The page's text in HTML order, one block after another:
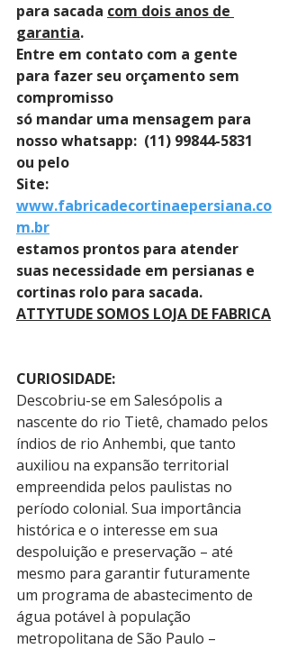
para sacada com dois anos de
garantia.
Entre em contato com a gente
para fazer seu orçamento sem
compromisso
só mandar uma mensagem para
nosso whatsapp:  (11) 99844-5831
ou pelo
Site:
www.fabricadecortinaepersiana.co
m.br
estamos prontos para atender
suas necessidade em persianas e
cortinas rolo para sacada.
ATTYTUDE SOMOS LOJA DE FABRICA
CURIOSIDADE:
Descobriu-se em Salesópolis a
nascente do rio Tietê, chamado pelos
índios de rio Anhembi, que tanto
auxiliou na expansão territorial
empreendida pelos paulistas no
período colonial. Sua importância
histórica e o interesse em sua
despoluição e preservação – até
mesmo para garantir futuramente
um programa de abastecimento de
água potável à população
metropolitana de São Paulo –